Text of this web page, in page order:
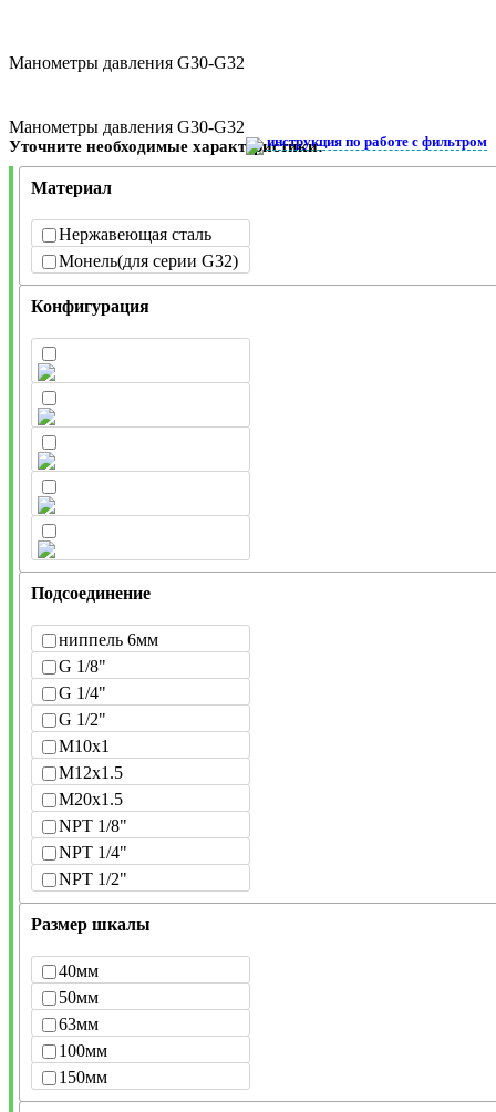
Манометры давления G30-G32
Манометры давления G30-G32
Уточните необходимые характеристики:инструкция по работе с фильтром
Материал
Нержавеющая сталь
Монель(для серии G32)
Конфигурация
Подсоединение
ниппель 6мм
G 1/8"
G 1/4"
G 1/2"
M10x1
M12x1.5
M20x1.5
NPT 1/8"
NPT 1/4"
NPT 1/2"
Размер шкалы
40мм
50мм
63мм
100мм
150мм